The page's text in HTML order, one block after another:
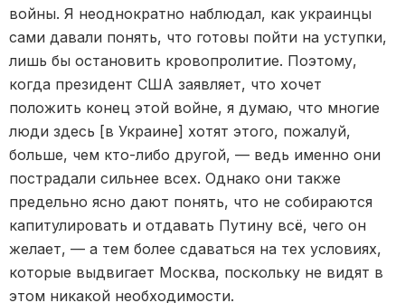
войны. Я неоднократно наблюдал, как украинцы
сами давали понять, что готовы пойти на уступки,
лишь бы остановить кровопролитие. Поэтому,
когда президент США заявляет, что хочет
положить конец этой войне, я думаю, что многие
люди здесь [в Украине] хотят этого, пожалуй,
больше, чем кто-либо другой, — ведь именно они
пострадали сильнее всех. Однако они также
предельно ясно дают понять, что не собираются
капитулировать и отдавать Путину всё, чего он
желает, — а тем более сдаваться на тех условиях,
которые выдвигает Москва, поскольку не видят в
этом никакой необходимости.